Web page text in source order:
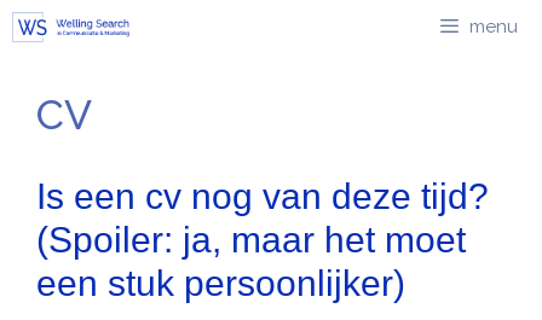
Ga
inhoud
menu
CV
Is een cv nog van deze tijd?
(Spoiler: ja, maar het moet
een stuk persoonlijker)